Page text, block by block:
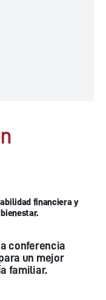
financiera y
conferencia
un mejor
familiar.